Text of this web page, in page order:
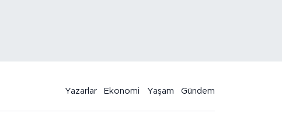
Yazarlar Ekonomi Yaşam Gündem